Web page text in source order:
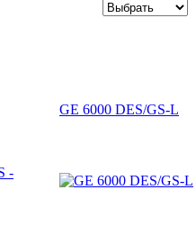
GE 6000 DES/GS-L